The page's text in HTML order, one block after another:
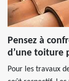
Pensez à
d’une toiture
Pour les travaux